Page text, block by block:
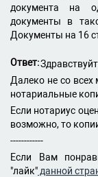
документа на
документы в
Документы на 16
Ответ:
Далеко не со
нотариальные
Если нотариус
возможно, то
------------
Если Вам
"лайк" данной